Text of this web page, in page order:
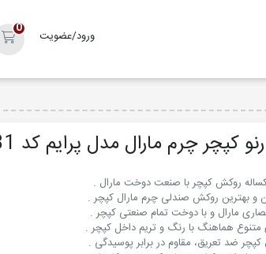
ورود/عضویت
0
کپچر چرم مارال مدل پرایم کد 3031